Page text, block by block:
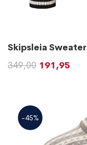
Skipsleia Sweater
349,00 191,95
-45%